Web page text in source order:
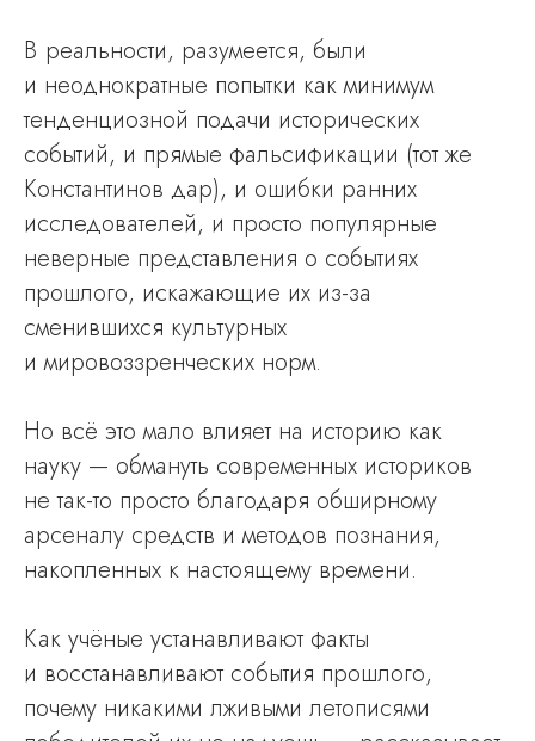
В реальности, разумеется, были
и неоднократные попытки как минимум
тенденциозной подачи исторических
событий, и прямые фальсификации (тот же
Константинов дар), и ошибки ранних
исследователей, и просто популярные
неверные представления о событиях
прошлого, искажающие их из-за
сменившихся культурных
и мировоззренческих норм.
Но всё это мало влияет на историю как
науку — обмануть современных историков
не так-то просто благодаря обширному
арсеналу средств и методов познания,
накопленных к настоящему времени.
Как учёные устанавливают факты
и восстанавливают события прошлого,
почему никакими лживыми летописями